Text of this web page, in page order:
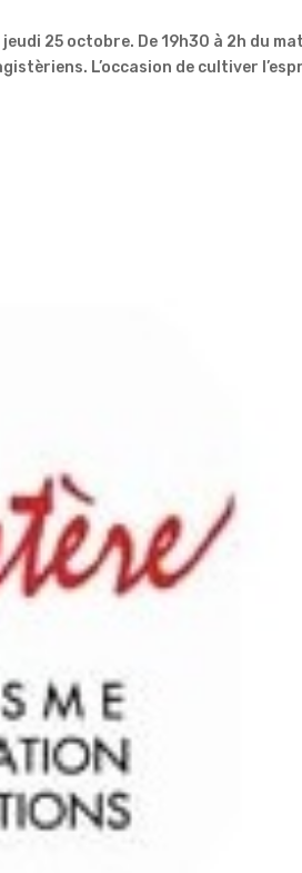
25 octobre. De 19h30 à 2h du
L’occasion de cultiver